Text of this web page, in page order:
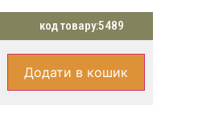
код товару:5489
Додати в кошик